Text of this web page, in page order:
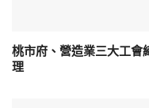
桃市府、營造業三大工會
理